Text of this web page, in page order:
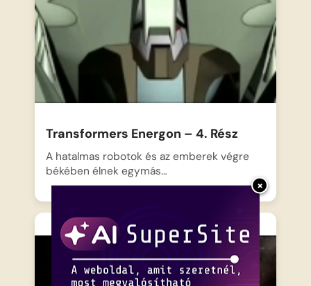
×
Transformers Energon – 4. Rész
A hatalmas robotok és az emberek végre
békében élnek egymás…